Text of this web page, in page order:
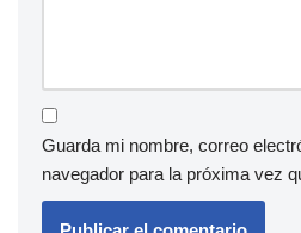
Guarda mi nombre, correo
navegador para la próxima vez